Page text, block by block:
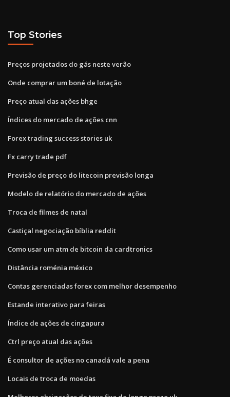
Top Stories
Preços projetados do gás neste verão
Onde comprar um boné de lotação
Preço atual das ações bhge
Índices do mercado de ações cnn
Forex trading success stories uk
Fx carry trade pdf
Previsão de preço do litecoin previsão longa
Modelo de relatório do mercado de ações
Troca de filmes de natal
Castiçal negociação bíblia reddit
Como usar um atm de bitcoin da cardtronics
Distância roménia méxico
Contas gerenciadas forex com melhor desempenho
Estande interativo para feiras
Índice de ações de cingapura
Ctrl preço atual das ações
É consultor de ações no canadá vale a pena
Locais de troca de moedas